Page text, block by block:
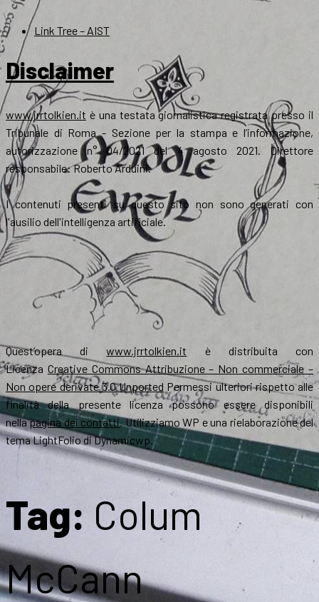
Link Tree – AIST
Disclaimer
www.jrrtolkien.it è una testata giornalistica registrata presso il
Tribunale di Roma - Sezione per la stampa e l’informazione,
autorizzazione n° 04/2021 del 4 agosto 2021. Direttore
responsabile: Roberto Arduini.
I contenuti presenti su questo sito non sono generati con
l'ausilio dell'intelligenza artificiale.
Quest’opera diwww.jrrtolkien.it è distribuita con
Licenza Creative Commons Attribuzione – Non commerciale –
Non opere derivate 3.0 Unported Permessi ulteriori rispetto alle
finalità della presente licenza possono essere disponibili
nellapagina dei contatti. Utilizziamo WP e una rielaborazione del
tema LightFolio di Dynamicwp.
Tag: Colum
McCann